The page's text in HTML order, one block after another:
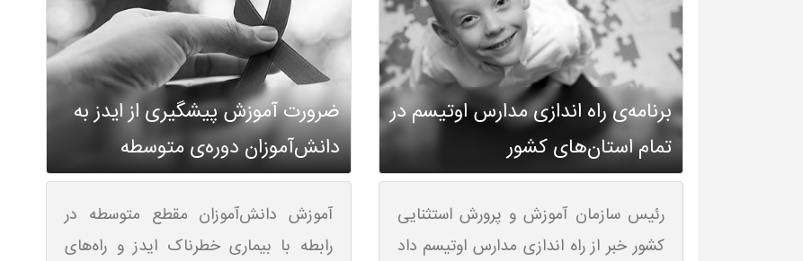
برنامه‌ی راه اندازی مدارس اوتیسم در
تمام استان‌های کشور
رئیس سازمان آموزش و پرورش استثنایی
کشور خبر از راه اندازی مدارس اوتیسم داد
ضرورت آموزش پیشگیری از ایدز به
دانش‌آموزان دوره‌ی متوسطه
آموزش دانش‌آموزان مقطع متوسطه در
رابطه با بیماری خطرناک ایدز و راه‌های